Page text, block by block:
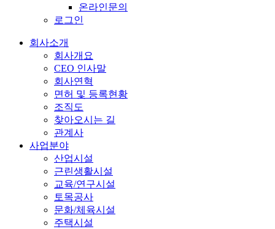
온라인문의
로그인
회사소개
회사개요
CEO 인사말
회사연혁
면허 및 등록현황
조직도
찾아오시는 길
관계사
사업분야
산업시설
근린생활시설
교육/연구시설
토목공사
문화/체육시설
주택시설